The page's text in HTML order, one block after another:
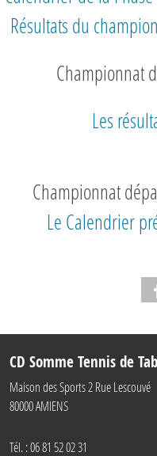
Résultats du
Championnat
Les
Championnat
Le Calendrier
CD Somme Tennis de
Maison des Sports 2 Rue Lescouvé
80000AMIENS
Tél. :06 81 52 02 31